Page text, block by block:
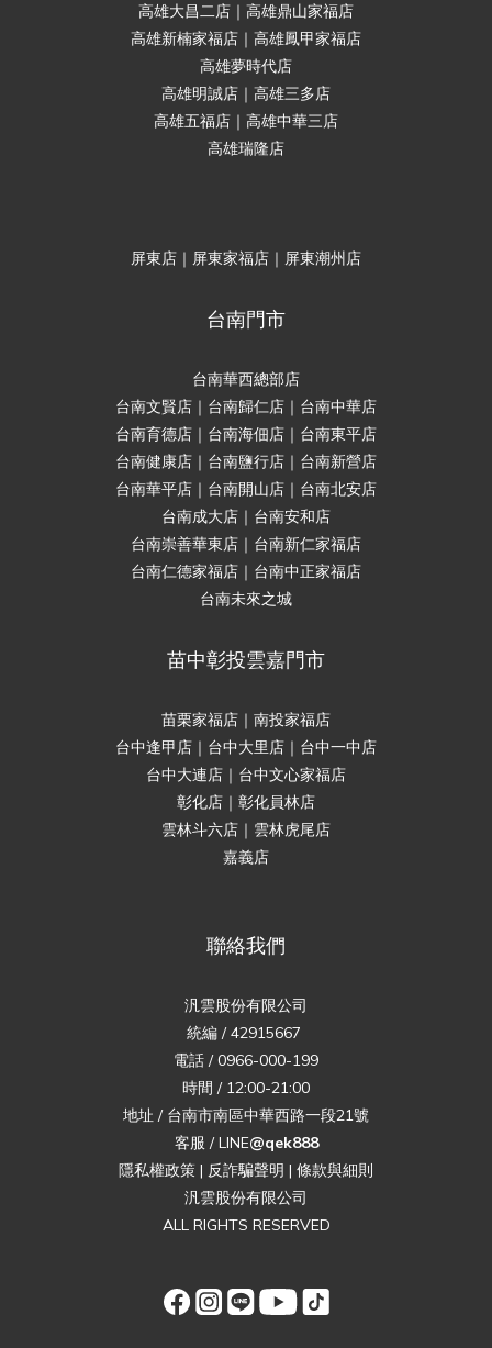
高雄大昌二店｜高雄鼎山家福店
高雄新楠家福店｜高雄鳳甲家福店
高雄夢時代店
高雄明誠店｜高雄三多店
高雄五福店｜高雄中華三店
高雄瑞隆店
屏東店｜屏東家福店｜屏東潮州店
台南門市
台南華西總部店
台南文賢店｜台南歸仁店｜台南中華店
台南育德店｜台南海佃店｜台南東平店
台南健康店｜台南鹽行店｜台南新營店
台南華平店｜台南開山店｜台南北安店
台南成大店｜台南安和店
台南崇善華東店｜台南新仁家福店
台南仁德家福店｜台南中正家福店
台南未來之城
苗中彰投雲嘉門市
苗栗家福店｜南投家福店
台中逢甲店｜台中大里店｜台中一中店
台中大連店｜台中文心家福店
彰化店｜彰化員林店
雲林斗六店｜雲林虎尾店
嘉義店
聯絡我們
汎雲股份有限公司
統編 / 42915667
電話 / 0966-000-199
時間 / 12:00-21:00
地址 / 台南市南區中華西路一段21號
客服 / LINE@qek888
隱私權政策 | 反詐騙聲明 | 條款與細則
汎雲股份有限公司
ALL RIGHTS RESERVED